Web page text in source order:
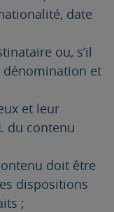
date
ou, s’il
dénomination et
et leur
du contenu
doit être
dispositions
;